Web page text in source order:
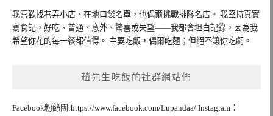
我喜歡找巷弄小店、在地口袋名單，也偶爾挑戰排隊名店。 我堅持真實
寫食記，好吃、普通、意外、驚喜或失望——我都會坦白記錄，因為我
希望你花的每一餐都值得。 主要吃飯，偶爾吃麵；但絕不讓你吃虧。
趙先生吃飯的社群網站們
Facebook粉絲團:https://www.facebook.com/Lupandaa/ Instagram：